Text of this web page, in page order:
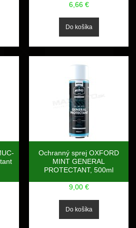
6,66 €
Ochranný sprej OXFORD
MINT GENERAL
PROTECTANT, 500ml
9,00 €